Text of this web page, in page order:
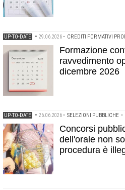
UP-TO-DATE • 29.06.2026 • CREDITI FORMATIVI
Formazione
ravvedimento
dicembre 2026
UP-TO-DATE • 26.06.2026 • SELEZIONI PUBBLICHE •
Concorsi
dell'orale non
procedura è